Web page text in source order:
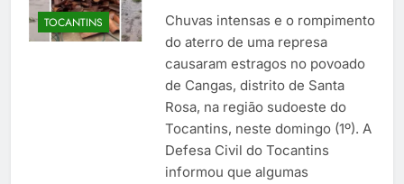
TOCANTINS
Chuvas intensas e o rompimento
do aterro de uma represa
causaram estragos no povoado
de Cangas, distrito de Santa
Rosa, na região sudoeste do
Tocantins, neste domingo (1º). A
Defesa Civil do Tocantins
informou que algumas